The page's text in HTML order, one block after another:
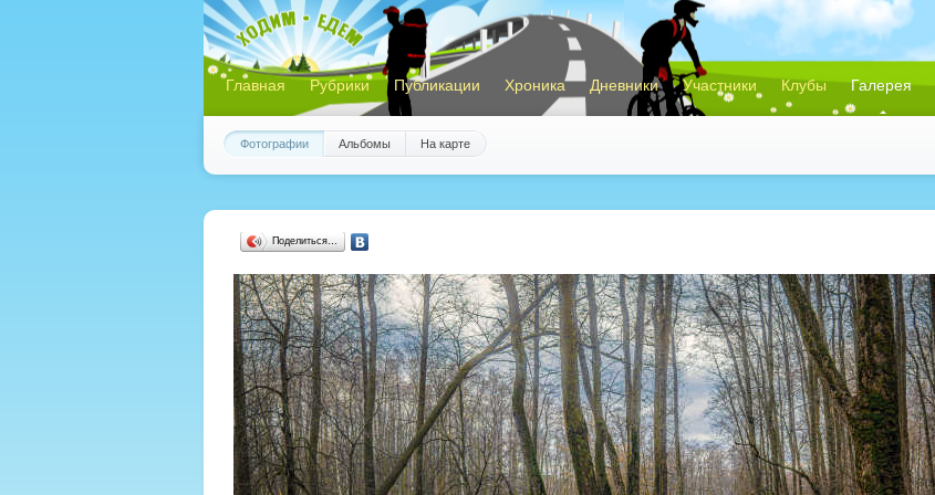
Главная Рубрики Публикации Хроника Дневники Участники Клубы Галерея
Фотографии Альбомы На карте
Поделиться…